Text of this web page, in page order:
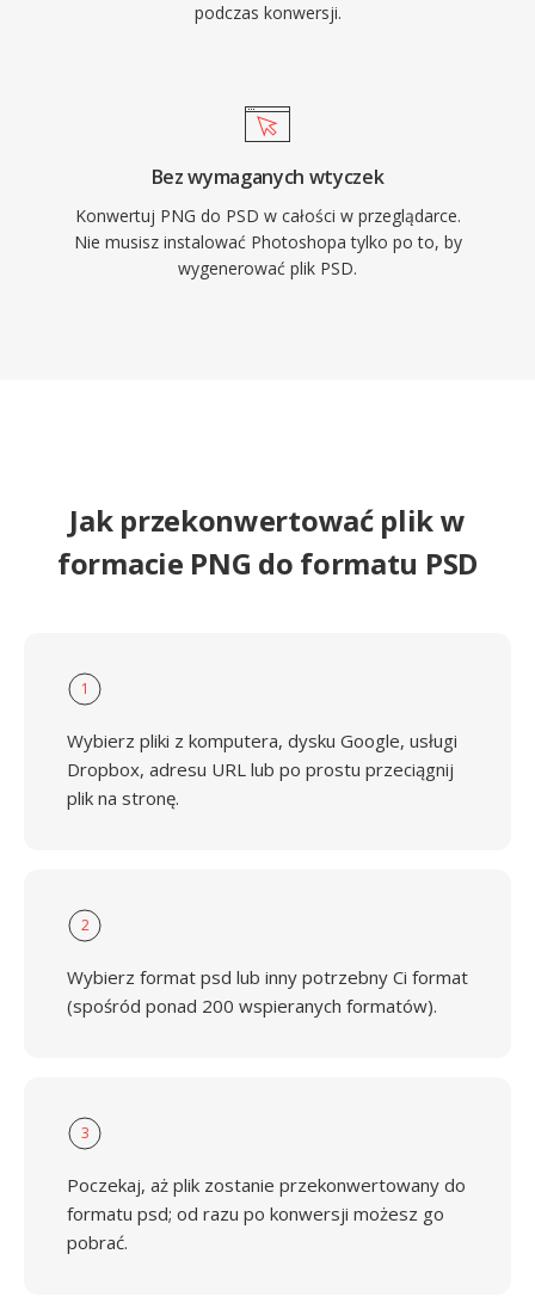
podczas konwersji.
Bez wymaganych wtyczek
Konwertuj PNG do PSD w całości w przeglądarce.
Nie musisz instalować Photoshopa tylko po to, by
wygenerować plik PSD.
Jak przekonwertować plik w
formacie PNG do formatu PSD
1
Wybierz pliki z komputera, dysku Google, usługi
Dropbox, adresu URL lub po prostu przeciągnij
plik na stronę.
2
Wybierz format psd lub inny potrzebny Ci format
(spośród ponad 200 wspieranych formatów).
3
Poczekaj, aż plik zostanie przekonwertowany do
formatu psd; od razu po konwersji możesz go
pobrać.